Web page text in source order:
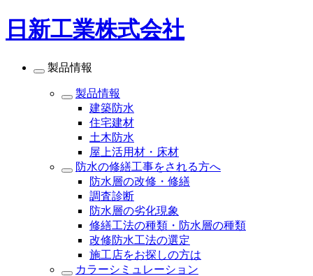
日新工業株式会社
製品情報
製品情報
建築防水
住宅建材
土木防水
屋上活用材・床材
防水の修繕工事をされる方へ
防水層の改修・修繕
調査診断
防水層の劣化現象
修繕工法の種類・防水層の種類
改修防水工法の選定
施工店をお探しの方は
カラーシミュレーション